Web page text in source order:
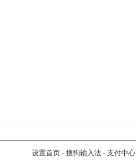
设置首页 - 搜狗输入法 - 支付中心